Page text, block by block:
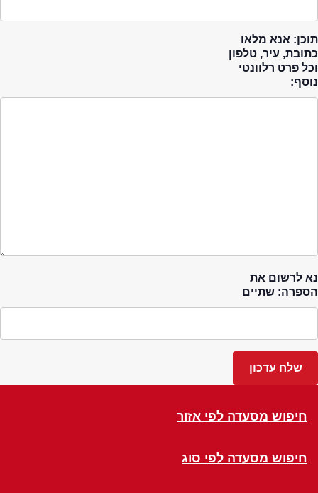
תוכן: אנא מלאו
כתובת, עיר, טלפון
וכל פרט רלוונטי
נוסף:
נא לרשום את
הספרה: שתיים
חיפוש מסעדה לפי אזור
חיפוש מסעדה לפי סוג